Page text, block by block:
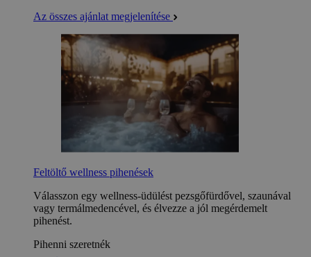
Az összes ajánlat megjelenítése
Feltöltő wellness pihenések
Válasszon egy wellness-üdülést pezsgőfürdővel, szaunával
vagy termálmedencével, és élvezze a jól megérdemelt
pihenést.
Pihenni szeretnék